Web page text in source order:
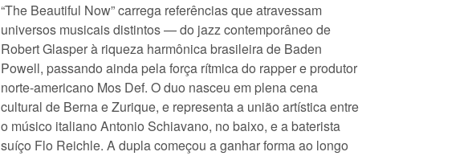
“The Beautiful Now” carrega referências que atravessam
universos musicais distintos — do jazz contemporâneo de
Robert Glasper à riqueza harmônica brasileira de Baden
Powell, passando ainda pela força rítmica do rapper e produtor
norte-americano Mos Def. O duo nasceu em plena cena
cultural de Berna e Zurique, e representa a união artística entre
o músico italiano Antonio Schiavano, no baixo, e a baterista
suíço Flo Reichle. A dupla começou a ganhar forma ao longo